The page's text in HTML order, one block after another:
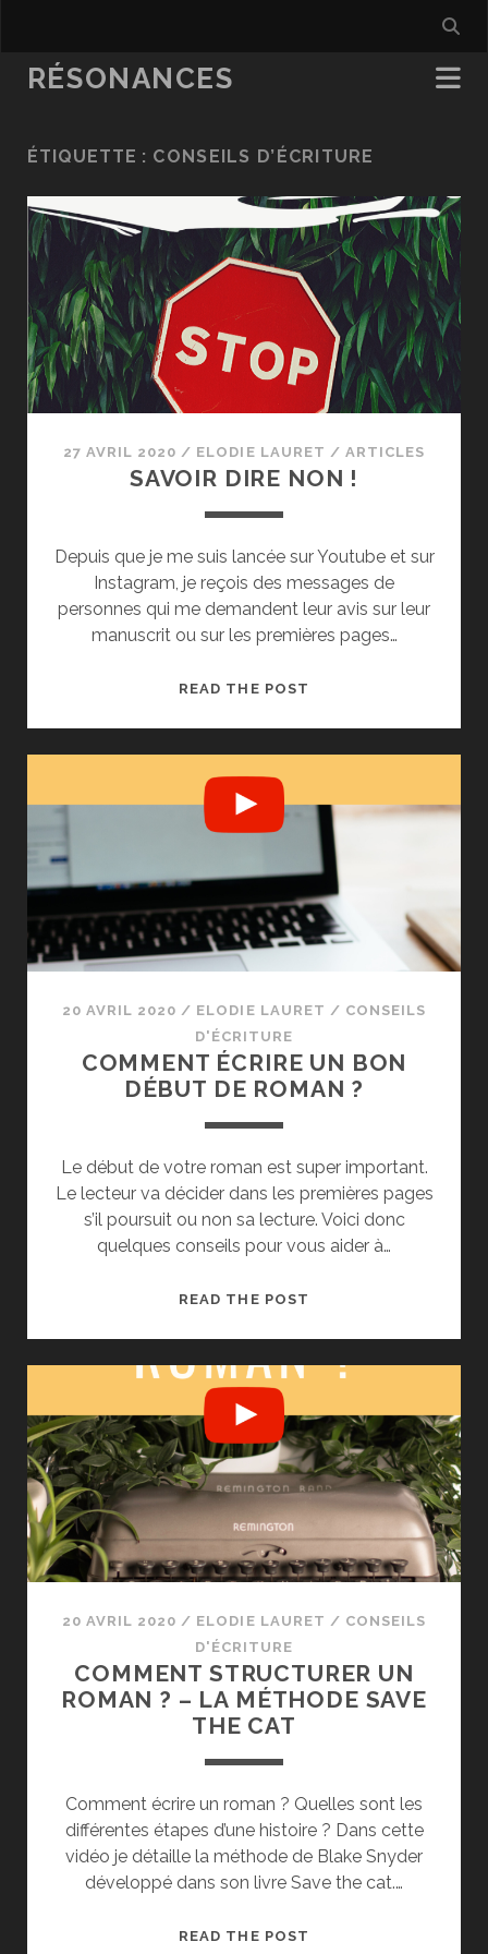
RÉSONANCES
ÉTIQUETTE : CONSEILS D’ÉCRITURE
27 AVRIL 2020 / ELODIE LAURET / ARTICLES
SAVOIR DIRE NON !
Depuis que je me suis lancée sur Youtube et sur
Instagram, je reçois des messages de
personnes qui me demandent leur avis sur leur
manuscrit ou sur les premières pages…
READ THE POST
20 AVRIL 2020 / ELODIE LAURET / CONSEILS
D'ÉCRITURE
COMMENT ÉCRIRE UN BON
DÉBUT DE ROMAN ?
Le début de votre roman est super important.
Le lecteur va décider dans les premières pages
s’il poursuit ou non sa lecture. Voici donc
quelques conseils pour vous aider à…
READ THE POST
BON
DE
ROMAN
?
20 AVRIL 2020 / ELODIE LAURET / CONSEILS
D'ÉCRITURE
COMMENT STRUCTURER UN
ROMAN ? – LA MÉTHODE SAVE
THE CAT
Comment écrire un roman ? Quelles sont les
différentes étapes d’une histoire ? Dans cette
vidéo je détaille la méthode de Blake Snyder
développé dans son livre Save the cat.…
READ THE POST